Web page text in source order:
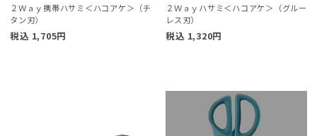
２Ｗａｙ携帯ハサミ＜ハコアケ＞（チ
タン刃）
税込 1,705円
２Ｗａｙハサミ＜ハコアケ＞（グルー
レス刃）
税込 1,320円